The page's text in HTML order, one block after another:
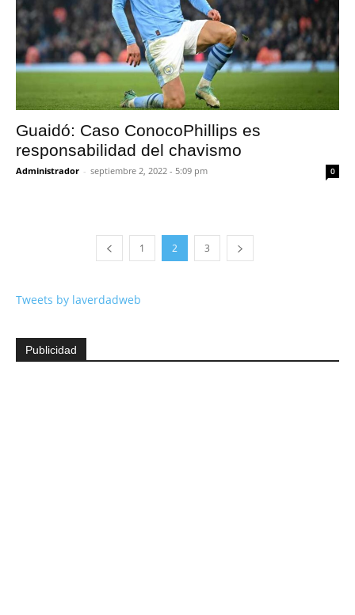
Guaidó: Caso ConocoPhillips es
responsabilidad del chavismo
Administrador - septiembre 2, 2022 - 5:09 pm 0
1 2 3
Tweets by laverdadweb
Publicidad